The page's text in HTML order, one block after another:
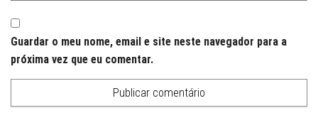
Guardar o meu nome, email e site neste navegador para a
próxima vez que eu comentar.